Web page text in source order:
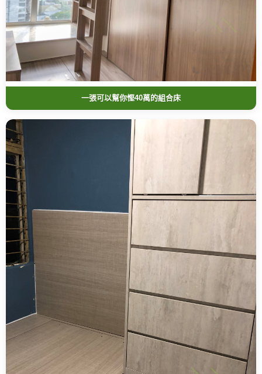
一張可以幫你慳40萬的組合床